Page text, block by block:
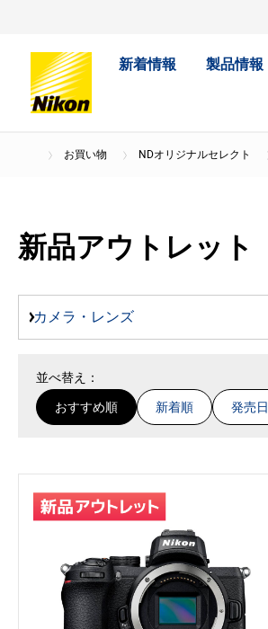
新着情報 製品情報
お買い物 NDオリジナルセレクト
新品アウトレット
カメラ・レンズ
並べ替え：
おすすめ順 新着順 発売日